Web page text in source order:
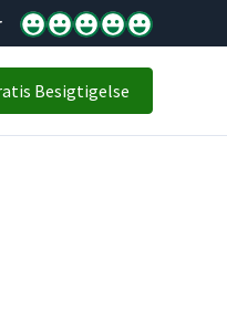
Besigtigelse